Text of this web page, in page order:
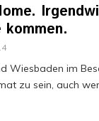
Wiesbaden im
zu sein, auch